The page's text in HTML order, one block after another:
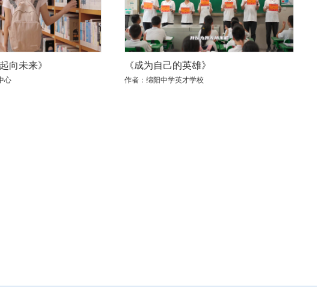
向未来》
心
《成为自己的英雄》
作者：绵阳中学英才学校